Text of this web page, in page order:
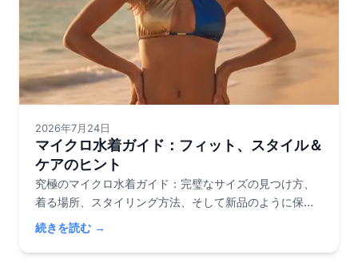
2026年7月24日
マイクロ水着ガイド：フィット、スタイル＆
ケアのヒント
究極のマイクロ水着ガイド：完璧なサイズの見つけ方、
着る場所、スタイリング方法、そして新品のように保つ
方法。この夏はもっと賢くショッピングを。
続きを読む →